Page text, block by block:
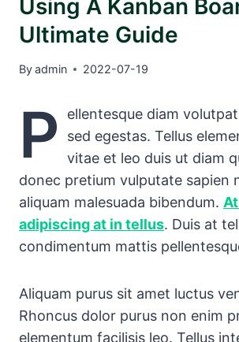
Using A Kanban
Ultimate Guide
Byadmin 2022-07-19
P
ellentesque diam
sed egestas. Tellus
vitae et leo duis ut diam
donec pretium vulputate sapien
aliquam malesuada bibendum.
adipiscing at in tellus. Duis at
condimentum mattis
Aliquam purus sit amet luctus
Rhoncus dolor purus non enim
elementum facilisis leo. Tellus